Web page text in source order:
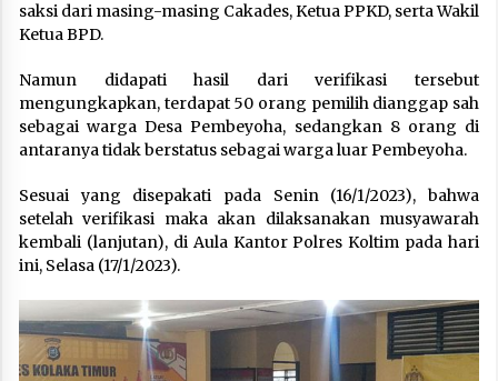
saksi dari masing-masing Cakades, Ketua PPKD, serta Wakil
Ketua BPD.
Namun didapati hasil dari verifikasi tersebut
mengungkapkan, terdapat 50 orang pemilih dianggap sah
sebagai warga Desa Pembeyoha, sedangkan 8 orang di
antaranya tidak berstatus sebagai warga luar Pembeyoha.
Sesuai yang disepakati pada Senin (16/1/2023), bahwa
setelah verifikasi maka akan dilaksanakan musyawarah
kembali (lanjutan), di Aula Kantor Polres Koltim pada hari
ini, Selasa (17/1/2023).